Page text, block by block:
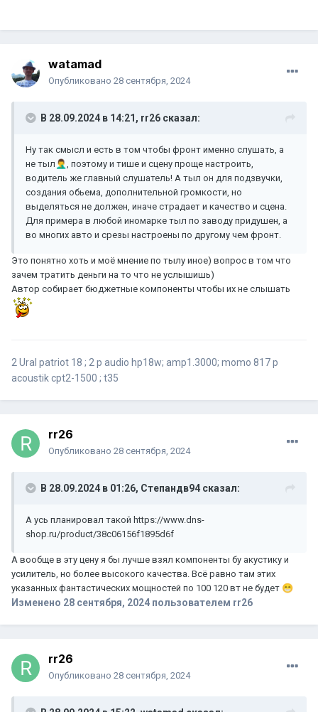
watamad
Опубликовано 28 сентября, 2024
В 28.09.2024 в 14:21, rr26 сказал:
Ну так смысл и есть в том чтобы фронт именно слушать, а
не тыл 🤦‍♂️ , поэтому и тише и сцену проще настроить,
водитель же главный слушатель! А тыл он для подзвучки,
создания обьема, дополнительной громкости, но
выделяться не должен, иначе страдает и качество и сцена.
Для примера в любой иномарке тыл по заводу придушен, а
во многих авто и срезы настроены по другому чем фронт.
Это понятно хоть и моё мнение по тылу иное) вопрос в том что
зачем тратить деньги на то что не услышишь)
Автор собирает бюджетные компоненты чтобы их не слышать
2 Ural patriot 18 ; 2 p audio hp18w; amp1.3000; momo 817 p
acoustik cpt2-1500 ; t35
rr26
Опубликовано 28 сентября, 2024
В 28.09.2024 в 01:26, Степандв94 сказал:
А усь планировал такой https://www.dns-
shop.ru/product/38c06156f1895d6f
А вообще в эту цену я бы лучше взял компоненты бу акустику и
усилитель, но более высокого качества. Всё равно там этих
указанных фантастических мощностей по 100 120 вт не будет 😁
Изменено 28 сентября, 2024 пользователем rr26
rr26
Опубликовано 28 сентября, 2024